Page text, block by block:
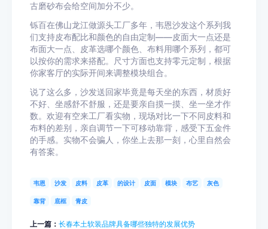
古磨砂布会给空间加分不少。
铄百在佛山龙江做源头工厂多年，韦恩沙发这个系列我
们支持皮布配比和颜色的自由定制——皮面大一点还是
布面大一点、皮革选哪个颜色、布料用哪个系列，都可
以按你的需求来搭配。尺寸方面也支持零元定制，根据
你家客厅的实际开间来调整模块组合。
说了这么多，沙发送回家毕竟是每天坐的东西，材质好
不好、坐感舒不舒服，还是要亲自摸一摸、坐一坐才作
数。欢迎有空来工厂看实物，现场对比一下不同皮料和
布料的差别，亲自调节一下可移动靠背，感受下五金件
的手感。实物不会骗人，你坐上去那一刻，心里自然会
有答案。
韦恩 沙发 皮料 皮革 的设计 皮面 模块 布艺 灰色
靠背 底框 青皮
上一篇： 长春本土软装品牌具备哪些独特的发展优势